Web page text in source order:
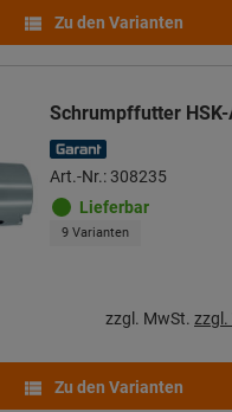
Zu den Varianten
Schrumpffutter
Art.-Nr.: 308235
Lieferbar
9 Varianten
zzgl. MwSt. zzgl.
Zu den Varianten